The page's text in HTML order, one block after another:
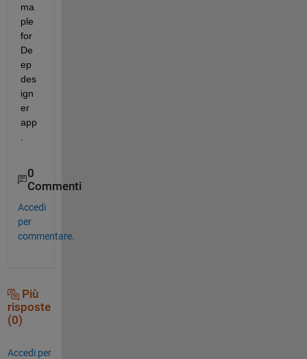
ma
ple
for
De
ep
des
ign
er
app
0
Commenti
Accedi
per
commentare.
Più
risposte
(0)
Accedi per